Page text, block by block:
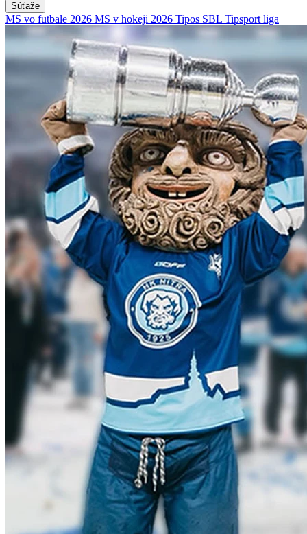
Súťaže
MS vo futbale 2026 MS v hokeji 2026 Tipos SBL Tipsport liga